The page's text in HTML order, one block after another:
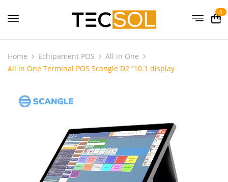
0
Home Echipament POS
All in One
All in One Terminal POS Scangle D2 “10.1 display